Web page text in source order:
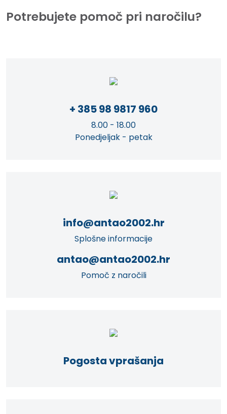
Potrebujete pomoč pri naročilu?
+ 385 98 9817 960
8.00 - 18.00
Ponedjeljak - petak
info@antao2002.hr
Splošne informacije
antao@antao2002.hr
Pomoč z naročili
Pogosta vprašanja